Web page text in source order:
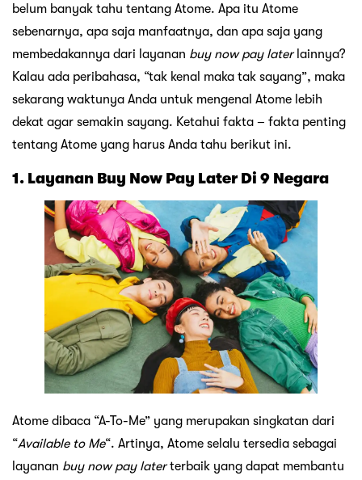
belum banyak tahu tentang Atome. Apa itu Atome
sebenarnya, apa saja manfaatnya, dan apa saja yang
membedakannya dari layanan buy now pay later lainnya?
Kalau ada peribahasa, “tak kenal maka tak sayang”, maka
sekarang waktunya Anda untuk mengenal Atome lebih
dekat agar semakin sayang. Ketahui fakta – fakta penting
tentang Atome yang harus Anda tahu berikut ini.
1. Layanan Buy Now Pay Later Di 9 Negara
Atome dibaca “A-To-Me” yang merupakan singkatan dari
“Available to Me“. Artinya, Atome selalu tersedia sebagai
layanan buy now pay laterterbaik yang dapat membantu